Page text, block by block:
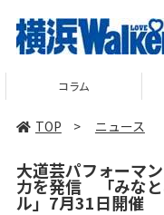
コラム
TOP > ニュース
大道芸パフォーマ
力を発信 「みなと
ル」7月31日開催